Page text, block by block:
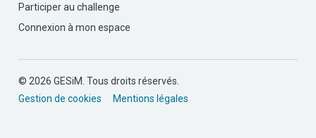
Participer au challenge
Connexion à mon espace
© 2026 GESiM. Tous droits réservés.
Gestion de cookies
Mentions légales